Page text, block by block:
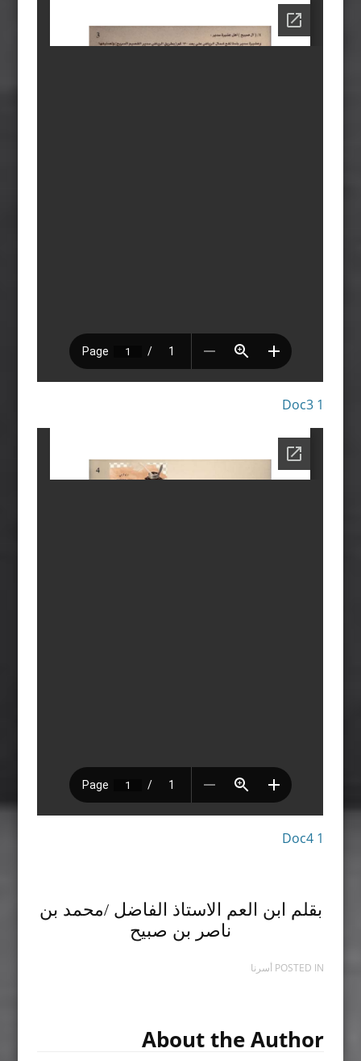
Doc3 1
Doc4 1
بقلم ابن العم الاستاذ الفاضل /محمد بن
ناصر بن صبيح
POSTED IN أسرنا
About the Author